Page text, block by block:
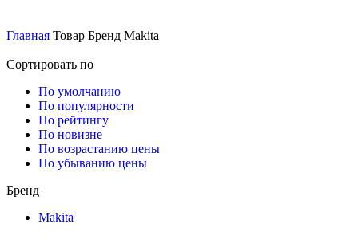
Главная Товар Бренд Makita
Сортировать по
По умолчанию
По популярности
По рейтингу
По новизне
По возрастанию цены
По убыванию цены
Бренд
Makita